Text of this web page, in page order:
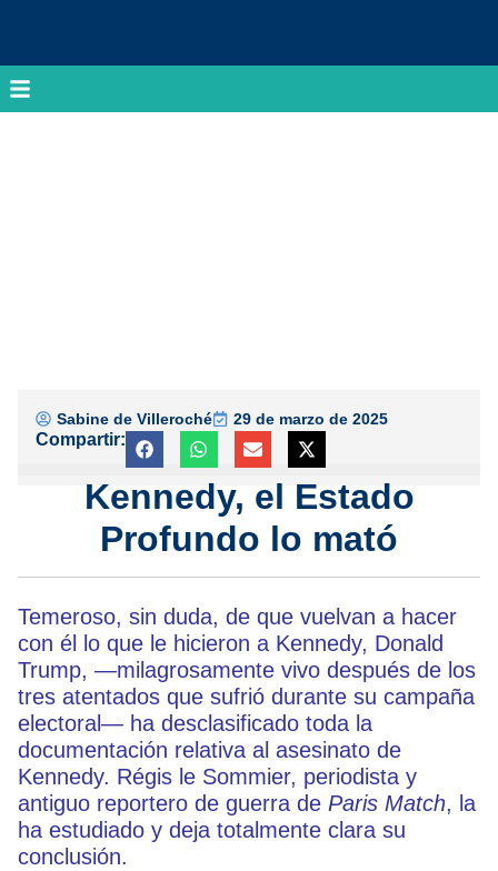
Sabine de Villeroché 29 de marzo de 2025
Compartir:
Kennedy, el Estado
Profundo lo mató
Temeroso, sin duda, de que vuelvan a hacer
con él lo que le hicieron a Kennedy, Donald
Trump, —milagrosamente vivo después de los
tres atentados que sufrió durante su campaña
electoral— ha desclasificado toda la
documentación relativa al asesinato de
Kennedy. Régis le Sommier, periodista y
antiguo reportero de guerra de Paris Match, la
ha estudiado y deja totalmente clara su
conclusión.